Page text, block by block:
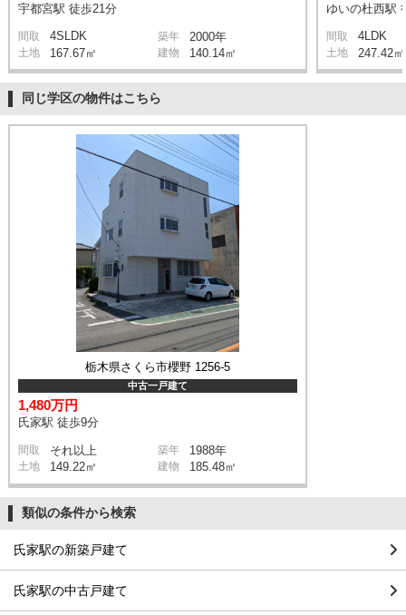
宇都宮駅 徒歩21分
間取 4SLDK 築年 2000年
土地 167.67㎡ 建物 140.14㎡
ゆいの杜西駅
間取 4LDK
土地 247.42㎡
同じ学区の物件はこちら
栃木県さくら市櫻野 1256-5
中古一戸建て
1,480万円
氏家駅 徒歩9分
間取 それ以上 築年 1988年
土地 149.22㎡ 建物 185.48㎡
類似の条件から検索
氏家駅の新築戸建て
氏家駅の中古戸建て